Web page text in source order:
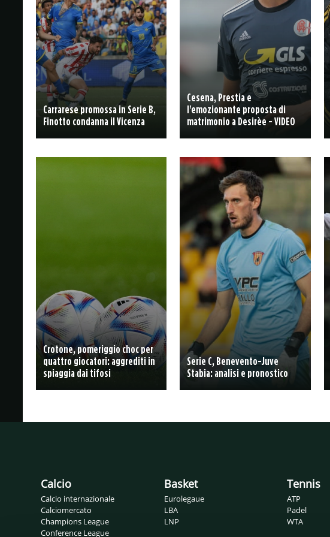
Carrarese promossa in Serie B,
Finotto condanna il Vicenza
Cesena, Prestia e
l'emozionante proposta di
matrimonio a Desirèe - VIDEO
Crotone, pomeriggio choc per
quattro giocatori: aggrediti in
spiaggia dai tifosi
Serie C, Benevento-Juve
Stabia: analisi e pronostico
Calcio
Calcio internazionale
Calciomercato
Champions League
Conference League
Basket
Eurolegaue
LBA
LNP
Tennis
ATP
Padel
WTA